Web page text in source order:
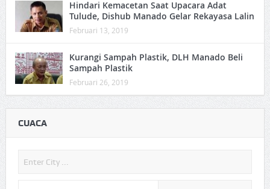
Hindari Kemacetan Saat Upacara Adat
Tulude, Dishub Manado Gelar Rekayasa Lalin
Februari 13, 2019
Kurangi Sampah Plastik, DLH Manado Beli
Sampah Plastik
Februari 26, 2019
CUACA